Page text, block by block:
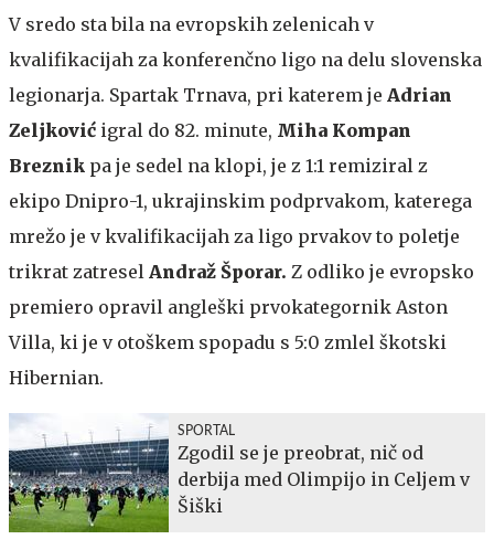
V sredo sta bila na evropskih zelenicah v
kvalifikacijah za konferenčno ligo na delu slovenska
legionarja. Spartak Trnava, pri katerem je Adrian
Zeljković igral do 82. minute, Miha Kompan
Breznik pa je sedel na klopi, je z 1:1 remiziral z
ekipo Dnipro-1, ukrajinskim podprvakom, katerega
mrežo je v kvalifikacijah za ligo prvakov to poletje
trikrat zatresel Andraž Šporar. Z odliko je evropsko
premiero opravil angleški prvokategornik Aston
Villa, ki je v otoškem spopadu s 5:0 zmlel škotski
Hibernian.
SPORTAL
Zgodil se je preobrat, nič od
derbija med Olimpijo in Celjem v
Šiški